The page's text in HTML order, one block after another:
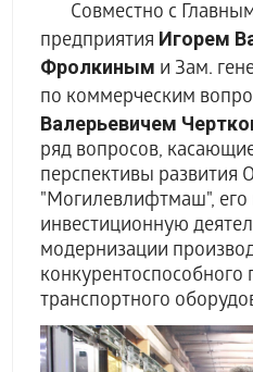
Совместно с
предприятия Игорем
Фролкиным и Зам.
по коммерческим
Валерьевичем
ряд вопросов,
перспективы развития
"Могилевлифтмаш", его
инвестиционную
модернизации
транспортного